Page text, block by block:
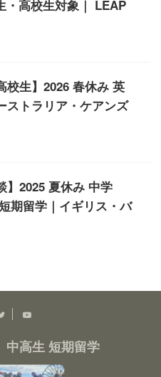
・高校生対象｜ LEAP
校生】2026 春休み 英
ストラリア・ケアンズ
】2025 夏休み 中学
期留学｜イギリス・バ
中高生 短期留学